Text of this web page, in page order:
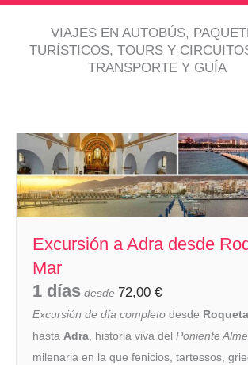
VIAJES EN AUTOBÚS,
TURÍSTICOS, TOURS Y
TRANSPORTE Y GUÍA
Excursión a Adra desde
Mar
1 días desde 72,00 €
Excursión de día completo desde
hasta Adra, historia viva del Poniente
milenaria en la que fenicios, tartessos,